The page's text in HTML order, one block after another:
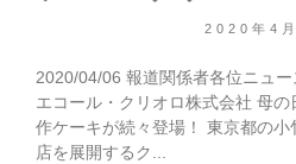
2020年4月
2020/04/06 報道関係者各位ニュ
エコール・クリオロ株式会社 母
作ケーキが続々登場！ 東京都の
店を展開するク...